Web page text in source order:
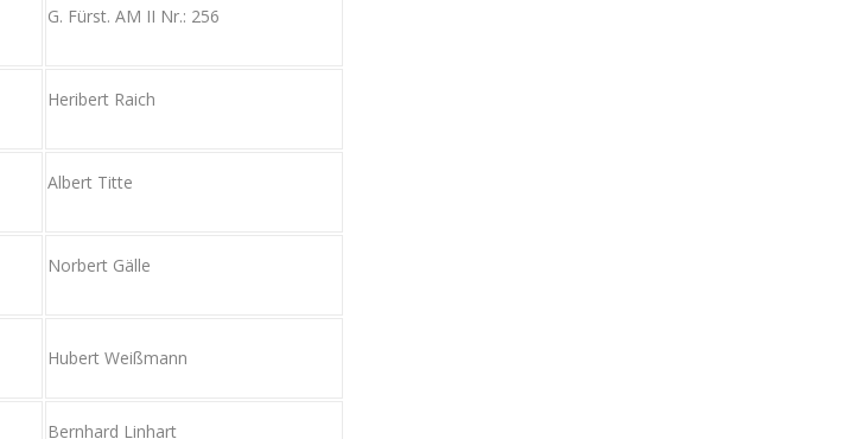
G. Fürst. AM II Nr.: 256
Heribert Raich
Albert Titte
Norbert Gälle
Hubert Weißmann
Bernhard Linhart